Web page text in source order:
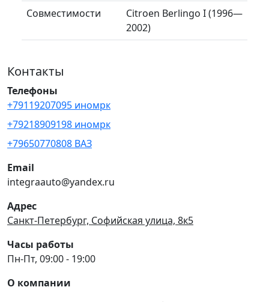
Совместимости
Citroen Berlingo I (1996—
2002)
Контакты
Телефоны
+79119207095 иномрк
+79218909198 иномрк
+79650770808 ВАЗ
Email
integraauto@yandex.ru
Адрес
Санкт-Петербург, Софийская улица, 8к5
Часы работы
Пн-Пт, 09:00 - 19:00
О компании